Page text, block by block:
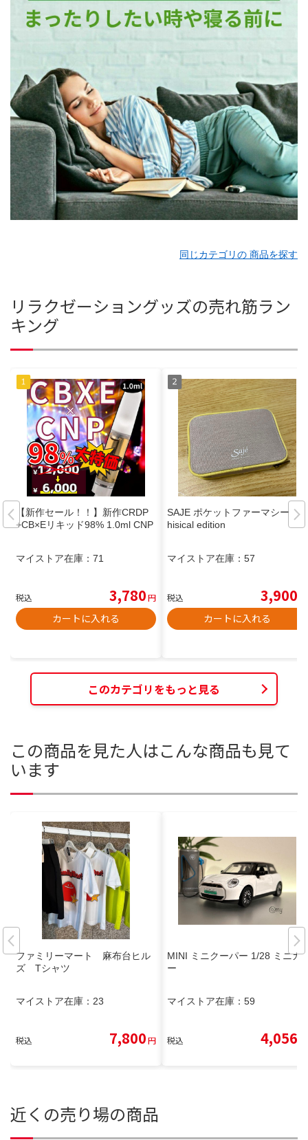
同じカテゴリの 商品を探す
リラクゼーショングッズの売れ筋ラン
キング
【新作セール！！】新作CRDP
+CB×Eリキッド98% 1.0ml CNP
マイストア在庫： 71
税込 3,780円
カートに入れる
SAJE ポケットファーマシー p
hisical edition
マイストア在庫： 57
税込 3,900
カートに入れる
このカテゴリをもっと見る
この商品を見た人はこんな商品も見て
います
ファミリーマート 麻布台ヒル
ズ Tシャツ
マイストア在庫： 23
税込 7,800円
MINI ミニクーパー 1/28 ミニカ
ー
マイストア在庫： 59
税込 4,056
近くの売り場の商品